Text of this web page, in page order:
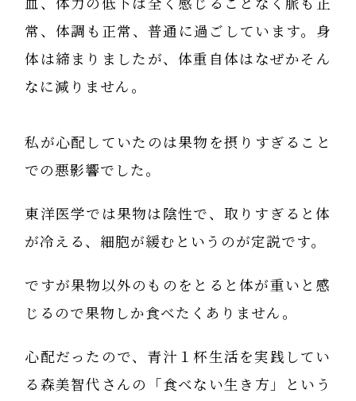
常、体調も正常、普通に過ごしています。身
体は締まりましたが、体重自体はなぜかそん
なに減りません。
私が心配していたのは果物を摂りすぎること
での悪影響でした。
東洋医学では果物は陰性で、取りすぎると体
が冷える、細胞が緩むというのが定説です。
ですが果物以外のものをとると体が重いと感
じるので果物しか食べたくありません。
心配だったので、青汁１杯生活を実践してい
る森美智代さんの「食べない生き方」という